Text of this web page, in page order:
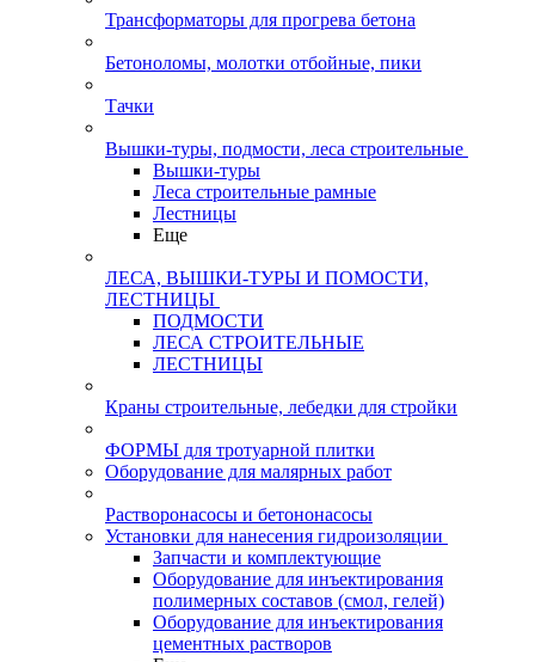
Трансформаторы для прогрева бетона
Бетоноломы, молотки отбойные, пики
Тачки
Вышки-туры, подмости, леса строительные
Вышки-туры
Леса строительные рамные
Лестницы
Еще
ЛЕСА, ВЫШКИ-ТУРЫ И ПОМОСТИ,
ЛЕСТНИЦЫ
ПОДМОСТИ
ЛЕСА СТРОИТЕЛЬНЫЕ
ЛЕСТНИЦЫ
Краны строительные, лебедки для стройки
ФОРМЫ для тротуарной плитки
Оборудование для малярных работ
Растворонасосы и бетононасосы
Установки для нанесения гидроизоляции
Запчасти и комплектующие
Оборудование для инъектирования
полимерных составов (смол, гелей)
Оборудование для инъектирования
цементных растворов